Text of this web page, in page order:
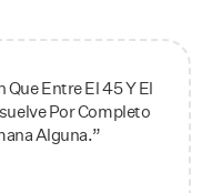
Entre El 45 Y El
Por Completo
Alguna.”